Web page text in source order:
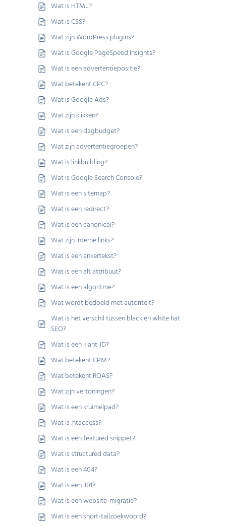
Wat is HTML?
Wat is CSS?
Wat zijn WordPress plugins?
Wat is Google PageSpeed Insights?
Wat is een advertentiepositie?
Wat betekent CPC?
Wat is Google Ads?
Wat zijn klikken?
Wat is een dagbudget?
Wat zijn advertentiegroepen?
Wat is linkbuilding?
Wat is Google Search Console?
Wat is een sitemap?
Wat is een redirect?
Wat is een canonical?
Wat zijn interne links?
Wat is een ankertekst?
Wat is een alt attribuut?
Wat is een algoritme?
Wat wordt bedoeld met autoriteit?
Wat is het verschil tussen black en white hat
SEO?
Wat is een klant-ID?
Wat betekent CPM?
Wat betekent ROAS?
Wat zijn vertoningen?
Wat is een kruimelpad?
Wat is .htaccess?
Wat is een featured snippet?
Wat is structured data?
Wat is een 404?
Wat is een 301?
Wat is een website-migratie?
Wat is een short-tailzoekwoord?